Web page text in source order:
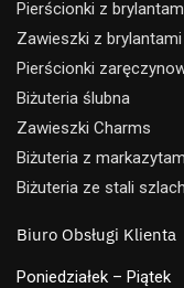
Pierścionki z
Zawieszki z brylantami
Pierścionki
Biżuteria ślubna
Zawieszki Charms
Biżuteria z
Biżuteria ze stali
Biuro Obsługi Klienta
Poniedziałek – Piątek